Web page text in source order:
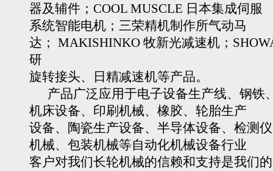
器及辅件；COOL MUSCLE 日本集成伺服
系统智能电机；三荣精机制作所气动马
达； MAKISHINKO 牧新光减速机；
研
旋转接头、日精减速机等产品。
产品广泛应用于电子设备生产线、钢铁
机床设备、印刷机械、橡胶、轮胎生产
设备、陶瓷生产设备、半导体设备、检测
机械、包装机械等自动化机械设备行业
客户对我们长轮机械的信赖和支持是我们